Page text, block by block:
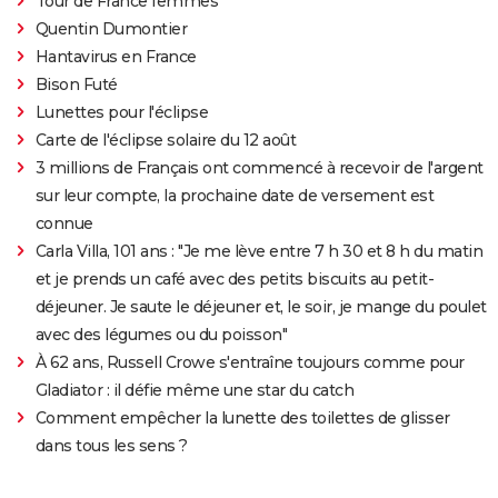
indispensable de voir la scène post-générique ?
Mission Impossible 7 : casting, avis, bande-annonce,
Avengers Doomsday : la bande-annonce est enfin
sortie, et on ne comprend plus grand chose au MCU
Tomb Raider : synopsis, Alicia Vikander, streaming,
avis... Tout sur le film sur Lara Croft
Shang Chi : synopsis, casting, scènes post-générique,
streaming, critiques, Disney+...
Uncharted : faut-il connaître le jeu avant de voir le
film ?
Venom : synopsis, casting, streaming, avis... Tout sur
le film avec Tom Hardy
Ant-Man 3 : critiques, scène post-générique, bande-
annonce, casting...
Quentin Dumontier
Hantavirus en France
Bison Futé
Lunettes pour l'éclipse
Carte de l'éclipse solaire du 12 août
3 millions de Français ont commencé à recevoir de l'argent
sur leur compte, la prochaine date de versement est
connue
Carla Villa, 101 ans : "Je me lève entre 7 h 30 et 8 h du matin
et je prends un café avec des petits biscuits au petit-
déjeuner. Je saute le déjeuner et, le soir, je mange du poulet
avec des légumes ou du poisson"
À 62 ans, Russell Crowe s'entraîne toujours comme pour
Gladiator : il défie même une star du catch
Comment empêcher la lunette des toilettes de glisser
dans tous les sens ?